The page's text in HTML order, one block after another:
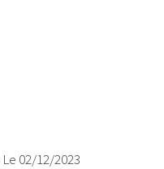
Le 02/12/2023